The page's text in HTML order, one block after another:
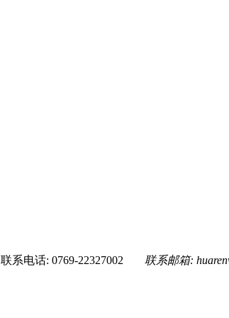
联系电话: 0769-22327002 联系邮箱: